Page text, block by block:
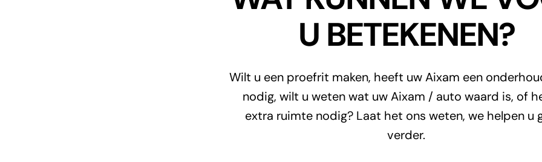
U BETEKENEN?
Wilt u een proefrit maken, heeft uw Aixam een
nodig, wilt u weten wat uw Aixam / auto waard is, of
extra ruimte nodig? Laat het ons weten, we helpen u
verder.